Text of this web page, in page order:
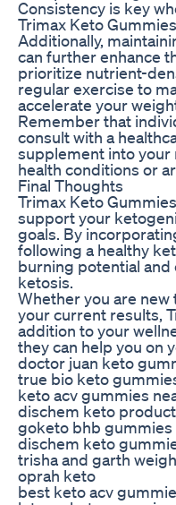
Consistency is key
Trimax Keto
Additionally,
can further enhance
prioritize nutrient-
regular exercise to
accelerate your
Remember that
consult with a
supplement into your
health conditions or
Final Thoughts
Trimax Keto
support your
goals. By
following a healthy
burning potential
ketosis.
Whether you are
your current results,
addition to your
they can help you on
doctor juan keto
true bio keto
keto acv gummies
dischem keto
goketo bhb gummies
dischem keto
trisha and garth
oprah keto
best keto acv